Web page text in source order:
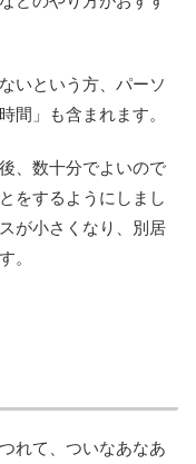
いという方、パーソ
間」も含まれます。
、数十分でよいので
をするようにしまし
が小さくなり、別居
。
れて、ついなあなあ